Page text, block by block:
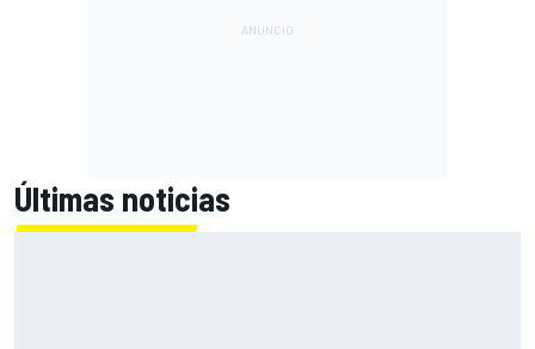
Últimas noticias